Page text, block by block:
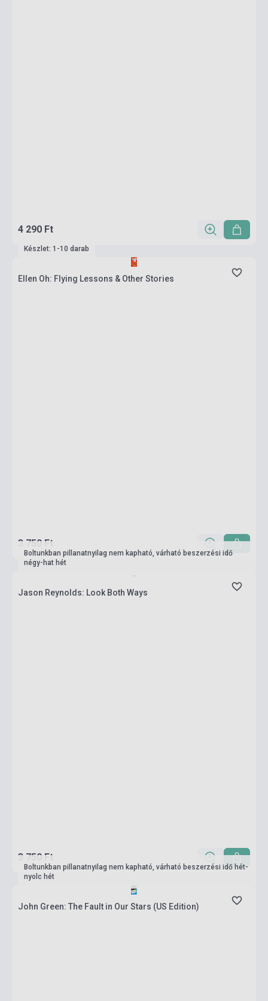
4 290 Ft
Készlet: 1-10 darab
Ellen Oh: Flying Lessons & Other Stories
3 750 Ft
Boltunkban pillanatnyilag nem kapható, várható beszerzési idő
négy-hat hét
Jason Reynolds: Look Both Ways
3 750 Ft
Boltunkban pillanatnyilag nem kapható, várható beszerzési idő hét-
nyolc hét
John Green: The Fault in Our Stars (US Edition)